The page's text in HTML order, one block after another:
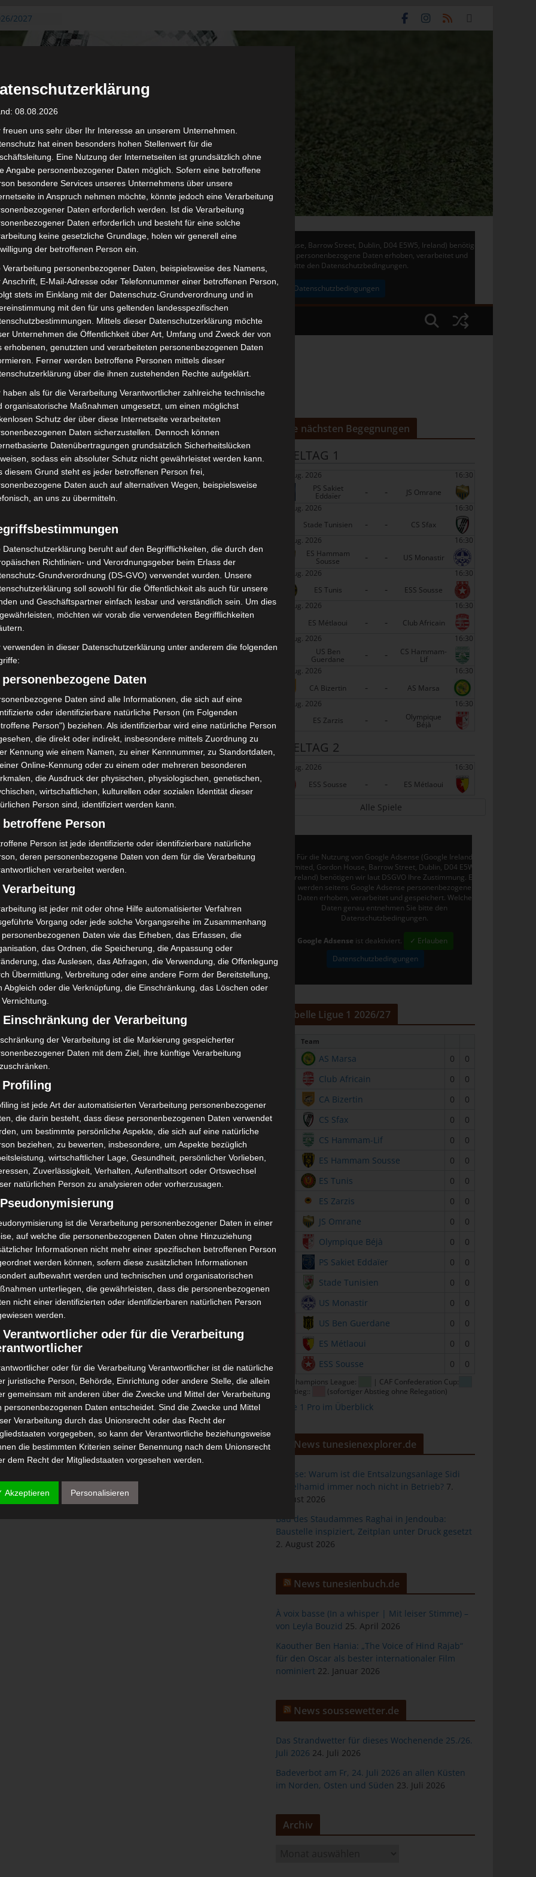
2027
August
aus der
der ersten 15
2027 –
20.
AS Soliman
zu
Für die Nutzung von Google Adsense (Google Ireland Limited, Gordon House, Barrow Street, Dublin, D04 E5W5, Ireland) benötigen
wir laut DSGVO Ihre Zustimmung. Es werden seitens Google Adsense personenbezogene Daten erhoben, verarbeitet und
gespeichert. Welche Daten genau entnehmen Sie bitte den Datenschutzbedingungen.
✓ Erlauben Datenschutzbedingungen
STADIEN IMPRESSUM
(ST)
lehnt Eilverfahren ab – AS
2 zu
Sportive Kairouanaise (JSK),Olympique de Béja (OB)
Sportgerichtshof (TAS) den von AS Soliman
Die nächsten Begegnungen
SPIELTAG 1
22 Aug. 2026
16:30
PS Sakiet
Eddaïer - -
JS Omrane
22 Aug. 2026
16:30
Stade Tunisien
- -
CS Sfax
22 Aug. 2026
16:30
ES Hammam
Sousse - -
US Monastir
22 Aug. 2026
16:30
ES Tunis
- -
ESS Sousse
22 Aug. 2026
16:30
ES Métlaoui
- -
Club Africain
22 Aug. 2026
16:30
US Ben
Guerdane - - CS Hammam-
Lif
22 Aug. 2026
16:30
CA Bizertin
- -
AS Marsa
22 Aug. 2026
16:30
ES Zarzis
- - Olympique
Béjà
SPIELTAG 2
29 Aug. 2026
16:30
ESS Sousse
- - ES Métlaoui
Alle Spiele
Für die Nutzung von Google Adsense (Google Ireland
Limited, Gordon House, Barrow Street, Dublin, D04 E5W5,
Ireland) benötigen wir laut DSGVO Ihre Zustimmung. Es
werden seitens Google Adsense personenbezogene
Daten erhoben, verarbeitet und gespeichert. Welche
Daten genau entnehmen Sie bitte den
Datenschutzbedingungen.
Google Adsense ist deaktiviert.
✓ Erlauben
Datenschutzbedingungen
Tabelle Ligue 1 2026/27
Team
AS Marsa 0
0
Club Africain 0
0
CA Bizertin 0
0
CS Sfax 0
0
CS Hammam-Lif 0
0
ES Hammam Sousse 0
0
ES Tunis 0
0
ES Zarzis 0
0
JS Omrane 0
0
Olympique Béjà 0
0
PS Sakiet Eddaïer 0
0
Stade Tunisien 0
0
US Monastir 0
0
US Ben Guerdane 0
0
ES Métlaoui 0
0
ESS Sousse 0 0
CAF Champions League:
| CAF Confederation Cup:
| Abstieg::
(sofortiger Abstieg ohne Relegation)
Ligue 1 Pro im Überblick
News tunesienexplorer.de
Sousse: Warum ist die Entsalzungsanlage Sidi
Abdelhamid immer noch nicht in Betrieb? 7.
August 2026
Bau des Staudammes Raghai in Jendouba:
Baustelle inspiziert, Zeitplan unter Druck gesetzt
2. August 2026
News tunesienbuch.de
À voix basse (In a whisper | Mit leiser Stimme) –
von Leyla Bouzid 25. April 2026
Kaouther Ben Hania: „The Voice of Hind Rajab“
für den Oscar als bester internationaler Film
nominiert 22. Januar 2026
News soussewetter.de
Das Strandwetter für dieses Wochenende 25./26.
Juli 2026 24. Juli 2026
Badeverbot am Fr, 24. Juli 2026 an allen Küsten
im Norden, Osten und Süden 23. Juli 2026
Archiv
08.08.2026
freuen uns sehr über Ihr Interesse an unserem Unternehmen.
hat einen besonders hohen Stellenwert für die
Eine Nutzung der Internetseiten ist grundsätzlich ohne
Angabe personenbezogener Daten möglich. Sofern eine betroffene
besondere Services unseres Unternehmens über unsere
in Anspruch nehmen möchte, könnte jedoch eine Verarbeitung
Daten erforderlich werden. Ist die Verarbeitung
Daten erforderlich und besteht für eine solche
keine gesetzliche Grundlage, holen wir generell eine
der betroffenen Person ein.
Verarbeitung personenbezogener Daten, beispielsweise des Namens,
Anschrift, E-Mail-Adresse oder Telefonnummer einer betroffenen Person,
stets im Einklang mit der Datenschutz-Grundverordnung und in
mit den für uns geltenden landesspezifischen
Mittels dieser Datenschutzerklärung möchte
Unternehmen die Öffentlichkeit über Art, Umfang und Zweck der von
erhobenen, genutzten und verarbeiteten personenbezogenen Daten
Ferner werden betroffene Personen mittels dieser
über die ihnen zustehenden Rechte aufgeklärt.
haben als für die Verarbeitung Verantwortlicher zahlreiche technische
organisatorische Maßnahmen umgesetzt, um einen möglichst
Schutz der über diese Internetseite verarbeiteten
Daten sicherzustellen. Dennoch können
Datenübertragungen grundsätzlich Sicherheitslücken
sodass ein absoluter Schutz nicht gewährleistet werden kann.
diesem Grund steht es jeder betroffenen Person frei,
Daten auch auf alternativen Wegen, beispielsweise
an uns zu übermitteln.
Datenschutzerklärung beruht auf den Begrifflichkeiten, die durch den
Richtlinien- und Verordnungsgeber beim Erlass der
Grundverordnung (DS-GVO) verwendet wurden. Unsere
soll sowohl für die Öffentlichkeit als auch für unsere
und Geschäftspartner einfach lesbar und verständlich sein. Um dies
möchten wir vorab die verwendeten Begrifflichkeiten
verwenden in dieser Datenschutzerklärung unter anderem die folgenden
personenbezogene Daten
Daten sind alle Informationen, die sich auf eine
oder identifizierbare natürliche Person (im Folgenden
Person") beziehen. Als identifizierbar wird eine natürliche Person
die direkt oder indirekt, insbesondere mittels Zuordnung zu
Kennung wie einem Namen, zu einer Kennnummer, zu Standortdaten,
Online-Kennung oder zu einem oder mehreren besonderen
die Ausdruck der physischen, physiologischen, genetischen,
wirtschaftlichen, kulturellen oder sozialen Identität dieser
Person sind, identifiziert werden kann.
betroffene Person
Person ist jede identifizierte oder identifizierbare natürliche
deren personenbezogene Daten von dem für die Verarbeitung
verarbeitet werden.
ist jeder mit oder ohne Hilfe automatisierter Verfahren
Vorgang oder jede solche Vorgangsreihe im Zusammenhang
personenbezogenen Daten wie das Erheben, das Erfassen, die
das Ordnen, die Speicherung, die Anpassung oder
das Auslesen, das Abfragen, die Verwendung, die Offenlegung
Übermittlung, Verbreitung oder eine andere Form der Bereitstellung,
Abgleich oder die Verknüpfung, die Einschränkung, das Löschen oder
Einschränkung der Verarbeitung
der Verarbeitung ist die Markierung gespeicherter
Daten mit dem Ziel, ihre künftige Verarbeitung
Profiling
ist jede Art der automatisierten Verarbeitung personenbezogener
die darin besteht, dass diese personenbezogenen Daten verwendet
um bestimmte persönliche Aspekte, die sich auf eine natürliche
beziehen, zu bewerten, insbesondere, um Aspekte bezüglich
wirtschaftlicher Lage, Gesundheit, persönlicher Vorlieben,
Zuverlässigkeit, Verhalten, Aufenthaltsort oder Ortswechsel
natürlichen Person zu analysieren oder vorherzusagen.
ist die Verarbeitung personenbezogener Daten in einer
auf welche die personenbezogenen Daten ohne Hinzuziehung
Informationen nicht mehr einer spezifischen betroffenen Person
werden können, sofern diese zusätzlichen Informationen
aufbewahrt werden und technischen und organisatorischen
unterliegen, die gewährleisten, dass die personenbezogenen
nicht einer identifizierten oder identifizierbaren natürlichen Person
werden.
Verantwortlicher oder für die Verarbeitung
oder für die Verarbeitung Verantwortlicher ist die natürliche
juristische Person, Behörde, Einrichtung oder andere Stelle, die allein
gemeinsam mit anderen über die Zwecke und Mittel der Verarbeitung
personenbezogenen Daten entscheidet. Sind die Zwecke und Mittel
Verarbeitung durch das Unionsrecht oder das Recht der
vorgegeben, so kann der Verantwortliche beziehungsweise
die bestimmten Kriterien seiner Benennung nach dem Unionsrecht
dem Recht der Mitgliedstaaten vorgesehen werden.
Auftragsverarbeiter
ist eine natürliche oder juristische Person, Behörde,
ist jede von der betroffenen Person freiwillig für den bestimmten
in Form einer Erklärung oder einer sonstigen eindeutigen
Akzeptieren Personalisieren